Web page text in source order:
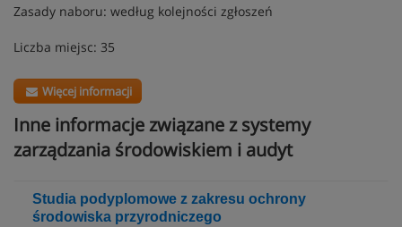
Zasady naboru: według kolejności zgłoszeń
Liczba miejsc: 35
Więcej informacji
Inne informacje związane z systemy
zarządzania środowiskiem i audyt
Studia podyplomowe z zakresu ochrony
środowiska przyrodniczego